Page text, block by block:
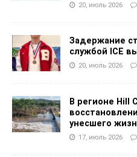
20, июль 2026
Задержание
службой ICE
20, июль 2026
В регионе Hill
унесшего
17, июль 2026